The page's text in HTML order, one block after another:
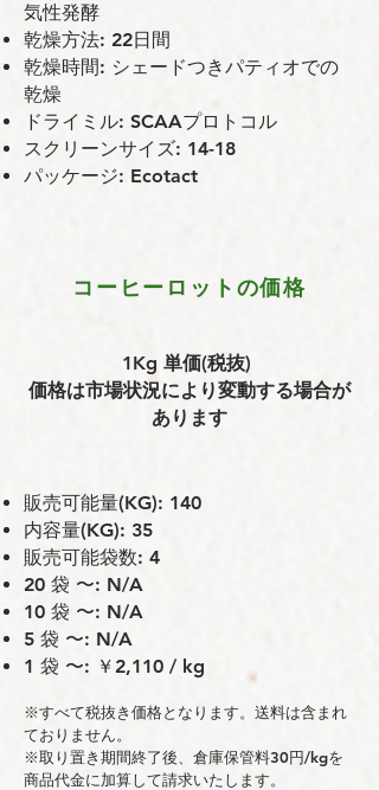
気性発酵
乾燥⽅法: 22⽇間
乾燥時間: シェードつきパティオでの
乾燥
ドライミル: SCAAプロトコル
スクリーンサイズ: 14-18
パッケージ: Ecotact
コーヒーロットの価格
1Kg 単価(税抜)
価格は市場状況により変動する場合が
あります
販売可能量(KG): 140
内容量(KG): 35
販売可能袋数: 4
20 袋 〜: N/A
10 袋 〜: N/A
5 袋 〜: N/A
1 袋 〜: ￥2,110 / kg
※すべて税抜き価格となります。送料は含まれ
ておりません。
※取り置き期間終了後、倉庫保管料30円/kgを
商品代金に加算して請求いたします。